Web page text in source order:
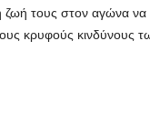
ζωή τους στον αγώνα
τους κρυφούς κινδύνους